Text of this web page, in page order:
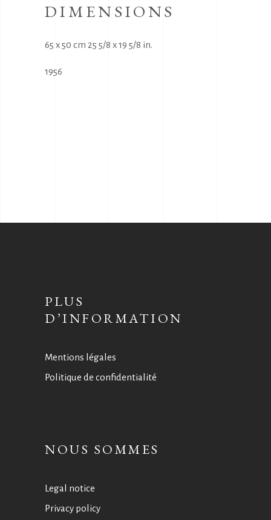
DIMENSIONS
65 x 50 cm 25 5/8 x 19 5/8 in.
1956
PLUS
D’INFORMATION
Mentions légales
Politique de confidentialité
NOUS SOMMES
Legal notice
Privacy policy